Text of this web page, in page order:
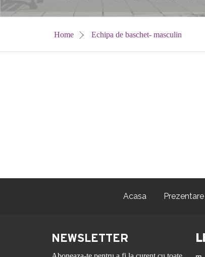
Home Echipa de baschet- masculin
Acasa Prezentare
NEWSLETTER